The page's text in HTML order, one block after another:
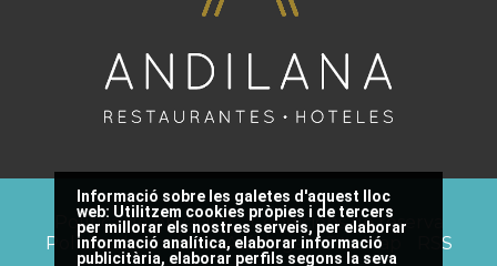
Informació sobre les galetes d'aquest lloc
web: Utilitzem cookies pròpies i de tercers
per millorar els nostres serveis, per elaborar
informació analítica, elaborar informació
publicitària, elaborar perfils segons la seva
Política de privacitat
Condicions de reserva
Política de cookies
Avís legal Site Map RSS